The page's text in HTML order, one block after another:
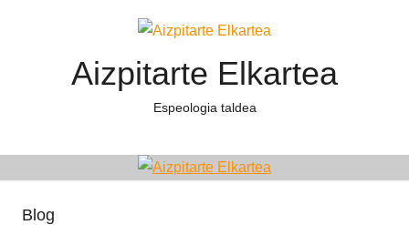
Aizpitarte Elkartea
Espeologia taldea
Blog